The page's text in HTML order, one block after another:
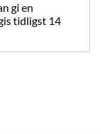
gi en
tidligst 14